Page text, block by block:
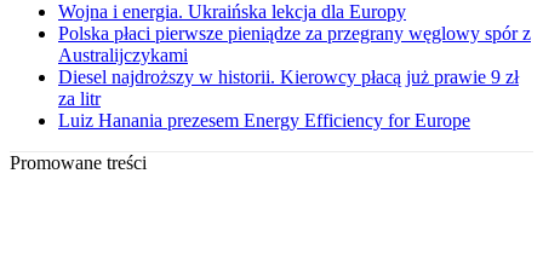
Wojna i energia. Ukraińska lekcja dla Europy
Polska płaci pierwsze pieniądze za przegrany węglowy spór z
Australijczykami
Diesel najdroższy w historii. Kierowcy płacą już prawie 9 zł
za litr
Luiz Hanania prezesem Energy Efficiency for Europe
Promowane treści